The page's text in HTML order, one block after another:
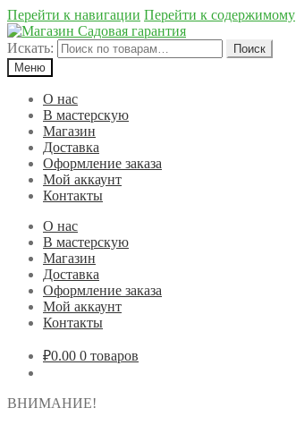
Перейти к навигации Перейти к содержимому
Искать:
Поиск
Меню
О нас
В мастерскую
Магазин
Доставка
Оформление заказа
Мой аккаунт
Контакты
О нас
В мастерскую
Магазин
Доставка
Оформление заказа
Мой аккаунт
Контакты
₽0.00 0 товаров
ВНИМАНИЕ!